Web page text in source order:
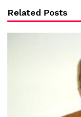
Related Posts